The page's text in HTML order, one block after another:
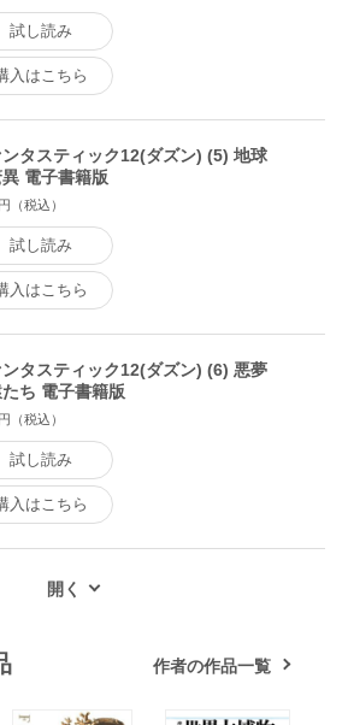
試し読み
入はこちら
ンタスティック12(ダズン) (5) 地球
電子書籍版
円（税込）
試し読み
入はこちら
ンタスティック12(ダズン) (6) 悪夢
ち 電子書籍版
円（税込）
試し読み
入はこちら
作者の作品一覧